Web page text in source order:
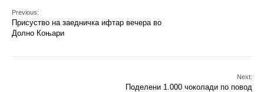
Previous:
Присуство на заедничка ифтар вечера во
Долно Коњари
Next:
Поделени 1.000 чоколади по повод